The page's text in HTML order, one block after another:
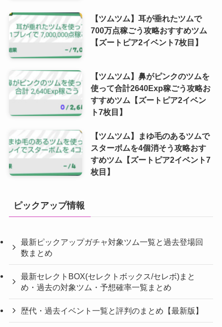
【ツムツム】耳が垂れたツムで
700万点稼ごう攻略おすすめツム
【ズートピア2イベント7枚目】
【ツムツム】鼻がピンクのツムを
使って合計2640Exp稼ごう攻略お
すすめツム【ズートピア2イベン
ト7枚目】
【ツムツム】まゆ毛のあるツムで
スターボムを4個消そう攻略おす
すめツム【ズートピア2イベント7
枚目】
ピックアップ情報
最新ピックアップガチャ対象ツム一覧と過去登場回
数まとめ
最新セレクトBOX(セレクトボックス/セレボ)まと
め・過去の対象ツム・予想確率一覧まとめ
歴代・過去イベント一覧と評判のまとめ【最新版】